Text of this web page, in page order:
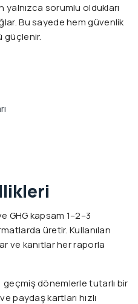
sorumlu oldukları
Bu sayede hem güvenlik
güçlenir.
GHG kapsam 1–2–3
üretir. Kullanılan
ve kanıtlar her raporla
dönemlerle tutarlı bir
paydaş kartları hızlı